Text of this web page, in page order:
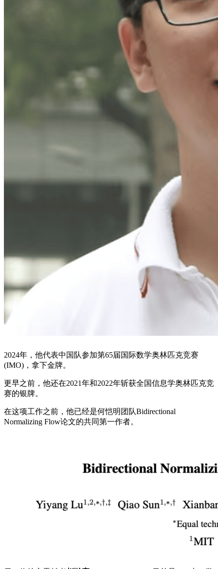
2024年，他代表中国队参加第65届国际数学奥林匹克竞赛
(IMO)，拿下金牌。
更早之前，他还在2021年和2022年斩获全国信息学奥林匹克竞
赛的银牌。
在这项工作之前，他已经是何恺明团队Bidirectional
Normalizing Flow论文的共同第一作者。